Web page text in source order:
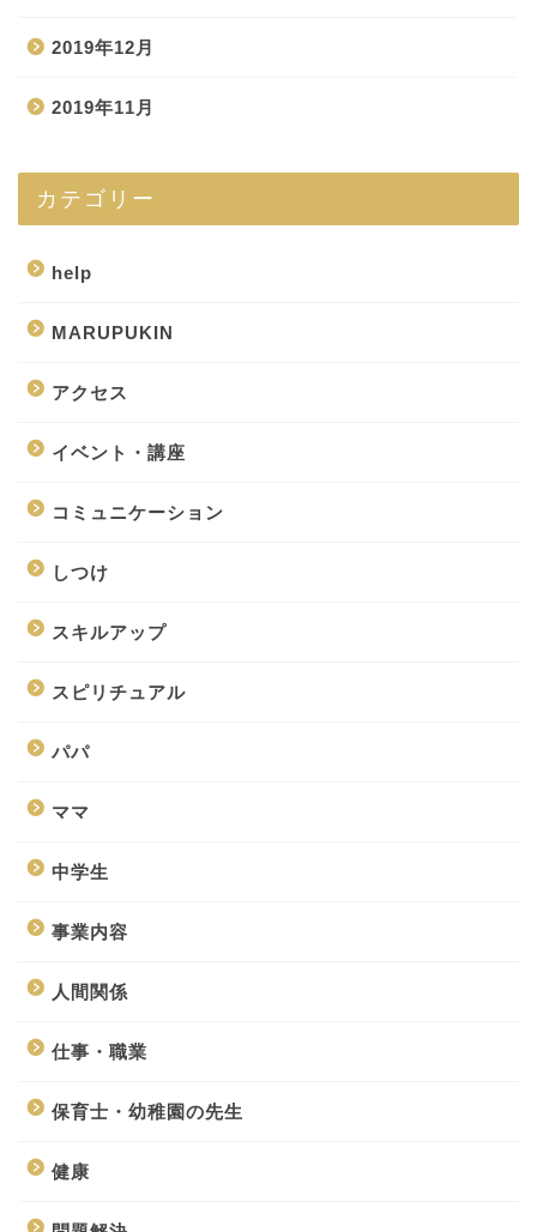
2019年12月
2019年11月
カテゴリー
help
MARUPUKIN
アクセス
イベント・講座
コミュニケーション
しつけ
スキルアップ
スピリチュアル
パパ
ママ
中学生
事業内容
人間関係
仕事・職業
保育士・幼稚園の先生
健康